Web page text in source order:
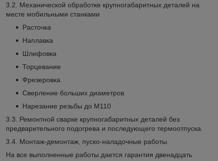
3.2. Механической обработке крупногабаритных деталей на
месте мобильными станками
Расточка
Наплавка
Шлифовка
Торцевание
Фрезеровка
Сверление больших диаметров
Нарезание резьбы до М110
3.3. Ремонтной сварке крупногабаритных деталей без
предварительного подогрева и последующего термоотпуска.
3.4. Монтаж-демонтаж, пуско-наладочные работы.
На все выполненные работы дается гарантия двенадцать